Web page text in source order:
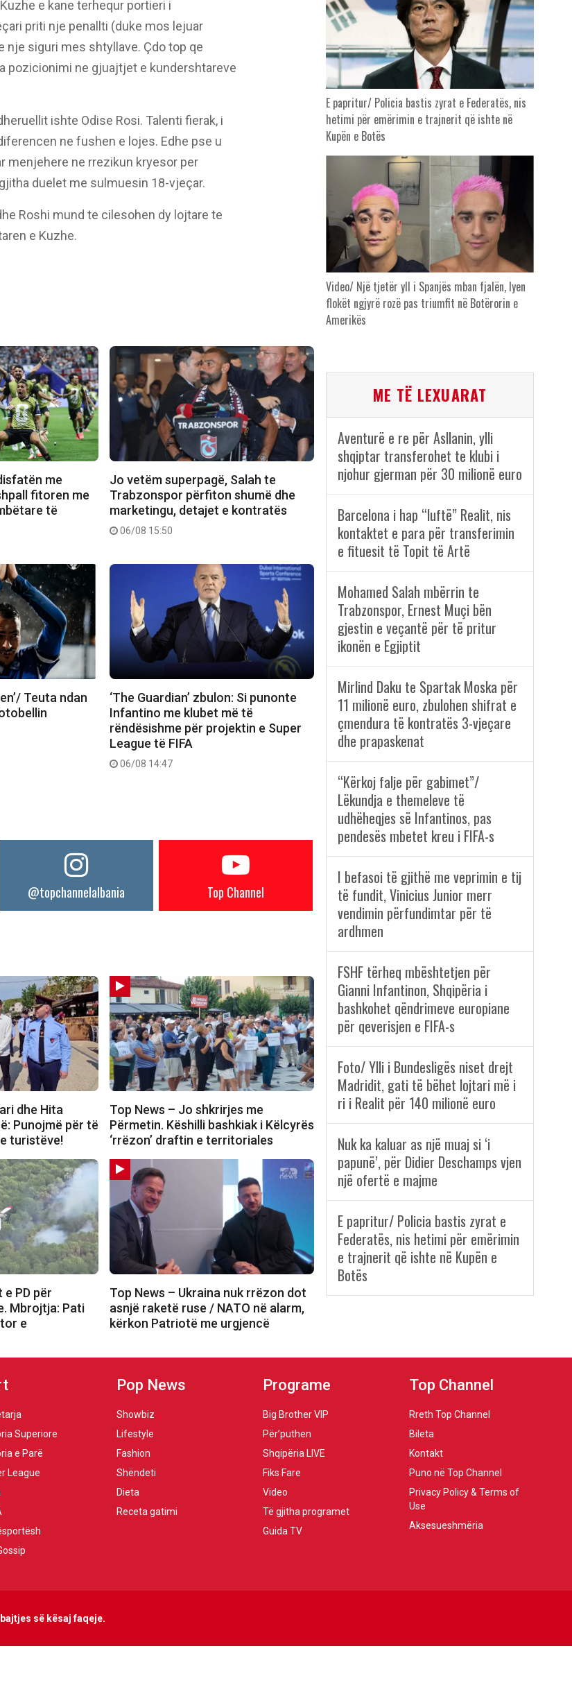
e kane terhequr portieri i
priti nje penallti (duke mos lejuar
nje siguri mes shtyllave. Çdo top qe
pozicionimi ne gjuajtjet e kundershtareve
ishte Odise Rosi. Talenti fierak, i
ne fushen e lojes. Edhe pse u
menjehere ne rrezikun kryesor per
duelet me sulmuesin 18-vjeçar.
Roshi mund te cilesohen dy lojtare te
e Kuzhe.
me
fitoren me
të
Jo vetëm superpagë, Salah te
Trabzonspor përfiton shumë dhe
marketingu, detajet e kontratës
06/08 15:50
Teuta ndan
‘The Guardian’ zbulon: Si punonte
Infantino me klubet më të
rëndësishme për projektin e Super
League të FIFA
06/08 14:47
@topchannelalbania Top Channel
dhe Hita
Punojmë për të
turistëve!
Top News – Jo shkrirjes me
Përmetin. Këshilli bashkiak i Këlcyrës
‘rrëzon’ draftin e territoriales
PD për
Mbrojtja: Pati
e
Top News – Ukraina nuk rrëzon dot
asnjë raketë ruse / NATO në alarm,
kërkon Patriotë me urgjencë
E papritur/ Policia bastis zyrat e Federatës, nis
hetimi për emërimin e trajnerit që ishte në
Kupën e Botës
Video/ Një tjetër yll i Spanjës mban fjalën, lyen
flokët ngjyrë rozë pas triumfit në Botërorin e
Amerikës
ME TË LEXUARAT
Aventurë e re për Asllanin, ylli
shqiptar transferohet te klubi i
njohur gjerman për 30 milionë euro
Barcelona i hap “luftë” Realit, nis
kontaktet e para për transferimin
e fituesit të Topit të Artë
Mohamed Salah mbërrin te
Trabzonspor, Ernest Muçi bën
gjestin e veçantë për të pritur
ikonën e Egjiptit
Mirlind Daku te Spartak Moska për
11 milionë euro, zbulohen shifrat e
çmendura të kontratës 3-vjeçare
dhe prapaskenat
“Kërkoj falje për gabimet”/
Lëkundja e themeleve të
udhëheqjes së Infantinos, pas
pendesës mbetet kreu i FIFA-s
I befasoi të gjithë me veprimin e tij
të fundit, Vinicius Junior merr
vendimin përfundimtar për të
ardhmen
FSHF tërheq mbështetjen për
Gianni Infantinon, Shqipëria i
bashkohet qëndrimeve europiane
për qeverisjen e FIFA-s
Foto/ Ylli i Bundesligës niset drejt
Madridit, gati të bëhet lojtari më i
ri i Realit për 140 milionë euro
Nuk ka kaluar as një muaj si ‘i
papunë’, për Didier Deschamps vjen
një ofertë e majme
E papritur/ Policia bastis zyrat e
Federatës, nis hetimi për emërimin
e trajnerit që ishte në Kupën e
Botës
Superiore
e Parë
League
Pop News
Showbiz
Lifestyle
Fashion
Shëndeti
Dieta
Receta gatimi
Programe
Big Brother VIP
Për’puthen
Shqipëria LIVE
Fiks Fare
Video
Të gjitha programet
Guida TV
Top Channel
Rreth Top Channel
Bileta
Kontakt
Puno në Top Channel
Privacy Policy & Terms of
Use
Aksesueshmëria
së kësaj faqeje.